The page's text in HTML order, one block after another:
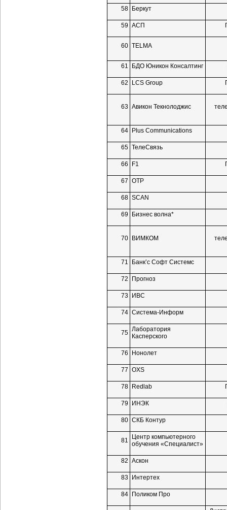
58 Беркут
59 АСП
60 TELMA
61 БДО Юникон Консалтинг
62 LCS Group
63 Авикон Текнолоджис
64 Plus Communications
65 ТелеСвязь
66 F1
67 ОТР
68 SCAN
69 Бизнес волна*
70 ВИМКОМ
71 Банк’с Софт Системс
72 Прогноз
73 ИВС
74 Система-Информ
75 Лаборатория
Касперского
76 Нонолет
77 OXS
78 Redlab
79 ИНЭК
80 СКБ Контур
81
Центр компьютерного
обучения «Специалист»
82 Аскон
83 Интертех
84 Поликом Про